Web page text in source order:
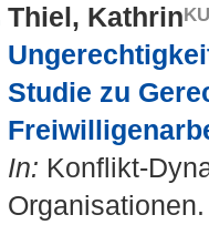
Thiel, Kathrin
Studie zu
In: Konflikt-